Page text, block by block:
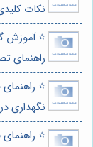
نکات
راهنمای
⭐️
نگهداری
⭐️